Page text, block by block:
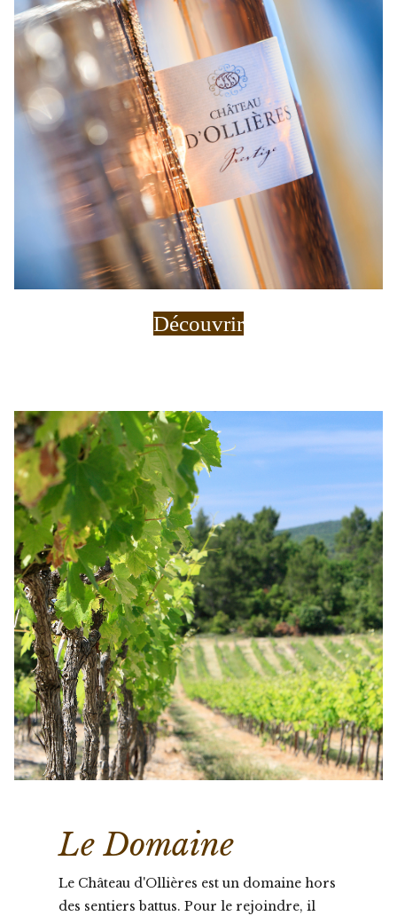
Découvrir
Le Domaine
Le Château d'Ollières est un domaine hors
des sentiers battus. Pour le rejoindre, il